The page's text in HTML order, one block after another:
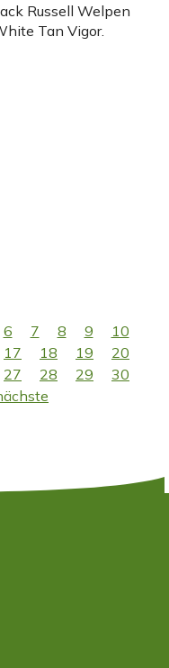
Russell Welpen
Tan Vigor.
6 7 8 9
10
17 18 19
20
27 28 29
30